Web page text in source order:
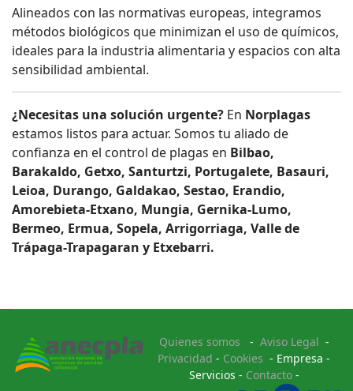
Alineados con las normativas europeas, integramos
métodos biológicos que minimizan el uso de químicos,
ideales para la industria alimentaria y espacios con alta
sensibilidad ambiental.
¿Necesitas una solución urgente? En Norplagas
estamos listos para actuar. Somos tu aliado de
confianza en el control de plagas en Bilbao,
Barakaldo, Getxo, Santurtzi, Portugalete, Basauri,
Leioa, Durango, Galdakao, Sestao, Erandio,
Amorebieta-Etxano, Mungia, Gernika-Lumo,
Bermeo, Ermua, Sopela, Arrigorriaga, Valle de
Trápaga-Trapagaran y Etxebarri.
Quienes somos - Aviso Legal -
Privacidad - Cookies - Empresa -
Servicios - Contacto-